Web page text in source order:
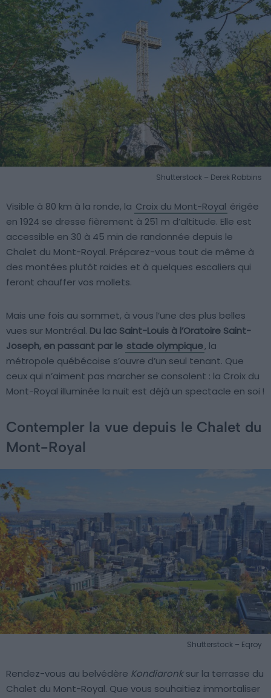
Shutterstock – Derek Robbins
Visible à 80 km à la ronde, la Croix du Mont-Royal érigée
en 1924 se dresse fièrement à 251 m d’altitude. Elle est
accessible en 30 à 45 min de randonnée depuis le
Chalet du Mont-Royal. Préparez-vous tout de même à
des montées plutôt raides et à quelques escaliers qui
feront chauffer vos mollets.
Mais une fois au sommet, à vous l’une des plus belles
vues sur Montréal. Du lac Saint-Louis à l’Oratoire Saint-
Joseph, en passant par le stade olympique, la
métropole québécoise s’ouvre d’un seul tenant. Que
ceux qui n’aiment pas marcher se consolent : la Croix du
Mont-Royal illuminée la nuit est déjà un spectacle en soi !
Contempler la vue depuis le Chalet du
Mont-Royal
Shutterstock – Eqroy
Rendez-vous au belvédère Kondiaronksur la terrasse du
Chalet du Mont-Royal. Que vous souhaitiez immortaliser